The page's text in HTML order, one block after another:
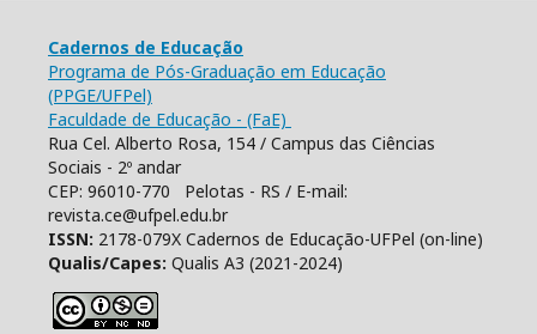
Cadernos de Educação
Programa de Pós-Graduação em Educação
(PPGE/UFPel)
Faculdade de Educação - (FaE)
Rua Cel. Alberto Rosa, 154 / Campus das Ciências
Sociais - 2º andar
CEP: 96010-770 Pelotas - RS / E-mail:
revista.ce@ufpel.edu.br
ISSN: 2178-079X Cadernos de Educação-UFPel (on-line)
Qualis/Capes: Qualis A3 (2021-2024)